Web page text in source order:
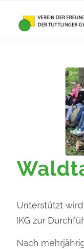
Unterstützt
IKG zur
Nach